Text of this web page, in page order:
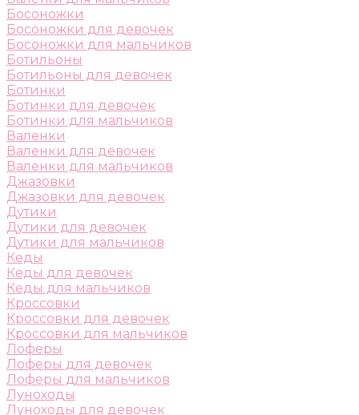
Босоножки
Босоножки для девочек
Босоножки для мальчиков
Ботильоны
Ботильоны для девочек
Ботинки
Ботинки для девочек
Ботинки для мальчиков
Валенки
Валенки для девочек
Валенки для мальчиков
Джазовки
Джазовки для девочек
Дутики
Дутики для девочек
Дутики для мальчиков
Кеды
Кеды для девочек
Кеды для мальчиков
Кроссовки
Кроссовки для девочек
Кроссовки для мальчиков
Лоферы
Лоферы для девочек
Лоферы для мальчиков
Луноходы
Луноходы для девочек